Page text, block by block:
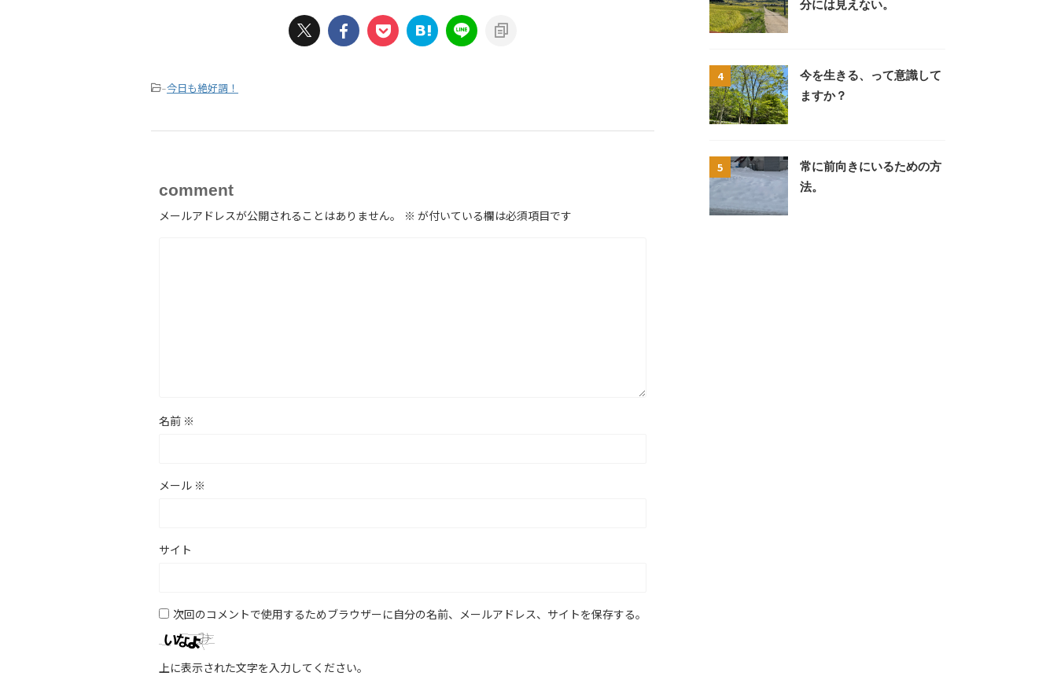
-今日も絶好調！
comment
メールアドレスが公開されることはありません。 ※ が付いている欄は必須項目です
名前 ※
メール ※
サイト
次回のコメントで使用するためブラウザーに自分の名前、メールアドレス、サイトを保存する。
上に表示された文字を入力してください。
分には見えない。
4
今を生きる、って意識して
ますか？
5
常に前向きにいるための方
法。